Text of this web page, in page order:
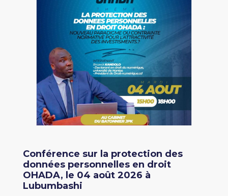
Conférence sur la protection des
données personnelles en droit
OHADA, le 04 août 2026 à
Lubumbashi